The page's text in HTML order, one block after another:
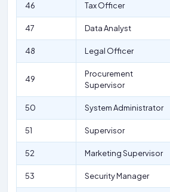
46 Tax Officer
47 Data Analyst
48 Legal Officer
49
Procurement
Supervisor
50 System Administrator
51 Supervisor
52 Marketing Supervisor
53 Security Manager